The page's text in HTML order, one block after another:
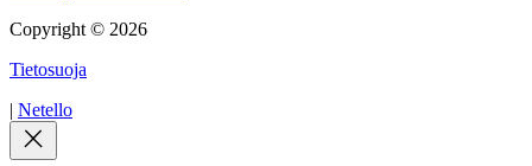
Copyright © 2026
Tietosuoja
| Netello